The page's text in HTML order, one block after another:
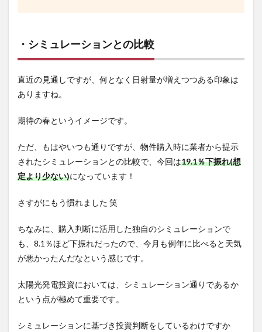
・シミュレーションとの比較
直近の見通しですが、何となく日射量が増えつつある印象は
ありますね。
期待の春というイメージです。
ただ、もはやいつも通りですが、物件購入時に業者から提示
されたシミュレーションとの比較で、今回は19.1％下振れ(想
定より少ない)になっています！
さすがにもう慣れました 笑
ちなみに、購入判断に活用した独自のシミュレーションで
も、8.1％ほど下振れだったので、今月も例年に比べると天気
が悪かったんだなという感じです。
太陽光発電投資においては、シミュレーション通りであるか
という点が極めて重要です。
シミュレーションに基づき投資判断をしているわけですか